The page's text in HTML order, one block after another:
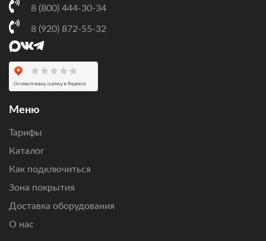
8 (800) 444-30-34
8 (920) 872-55-32
Меню
Тарифы
Каталог
Как подключиться
Зона покрытия
Доставка оборудования
О нас